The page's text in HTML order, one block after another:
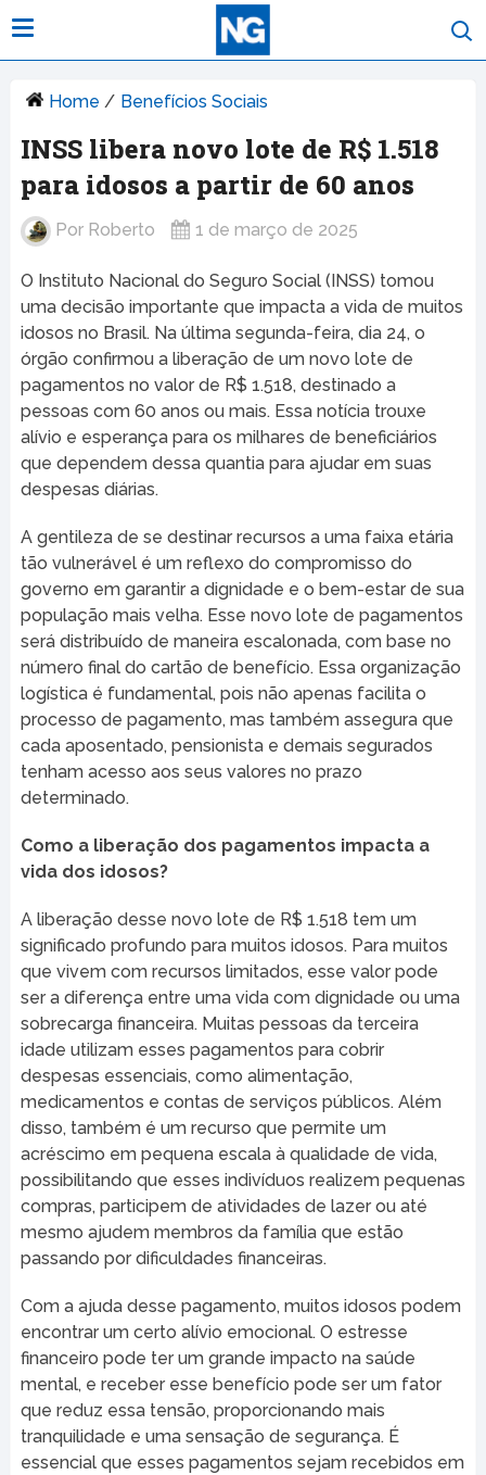
Home / Benefícios Sociais
INSS libera novo lote de R$ 1.518
para idosos a partir de 60 anos
Por Roberto 1 de março de 2025
O Instituto Nacional do Seguro Social (INSS) tomou
uma decisão importante que impacta a vida de muitos
idosos no Brasil. Na última segunda-feira, dia 24, o
órgão confirmou a liberação de um novo lote de
pagamentos no valor de R$ 1.518, destinado a
pessoas com 60 anos ou mais. Essa notícia trouxe
alívio e esperança para os milhares de beneficiários
que dependem dessa quantia para ajudar em suas
despesas diárias.
A gentileza de se destinar recursos a uma faixa etária
tão vulnerável é um reflexo do compromisso do
governo em garantir a dignidade e o bem-estar de sua
população mais velha. Esse novo lote de pagamentos
será distribuído de maneira escalonada, com base no
número final do cartão de benefício. Essa organização
logística é fundamental, pois não apenas facilita o
processo de pagamento, mas também assegura que
cada aposentado, pensionista e demais segurados
tenham acesso aos seus valores no prazo
determinado.
Como a liberação dos pagamentos impacta a
vida dos idosos?
A liberação desse novo lote de R$ 1.518 tem um
significado profundo para muitos idosos. Para muitos
que vivem com recursos limitados, esse valor pode
ser a diferença entre uma vida com dignidade ou uma
sobrecarga financeira. Muitas pessoas da terceira
idade utilizam esses pagamentos para cobrir
despesas essenciais, como alimentação,
medicamentos e contas de serviços públicos. Além
disso, também é um recurso que permite um
acréscimo em pequena escala à qualidade de vida,
possibilitando que esses indivíduos realizem pequenas
compras, participem de atividades de lazer ou até
mesmo ajudem membros da família que estão
passando por dificuldades financeiras.
Com a ajuda desse pagamento, muitos idosos podem
encontrar um certo alívio emocional. O estresse
financeiro pode ter um grande impacto na saúde
mental, e receber esse benefício pode ser um fator
que reduz essa tensão, proporcionando mais
tranquilidade e uma sensação de segurança. É
essencial que esses pagamentos sejam recebidos em